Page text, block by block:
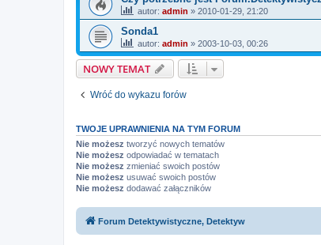
autor: admin » 2010-01-29, 21:20
Sonda1
autor: admin » 2003-10-03, 00:26
NOWY TEMAT
Wróć do wykazu forów
TWOJE UPRAWNIENIA NA TYM FORUM
Nie możesz tworzyć nowych tematów
Nie możesz odpowiadać w tematach
Nie możesz zmieniać swoich postów
Nie możesz usuwać swoich postów
Nie możesz dodawać załączników
Forum Detektywistyczne, Detektyw